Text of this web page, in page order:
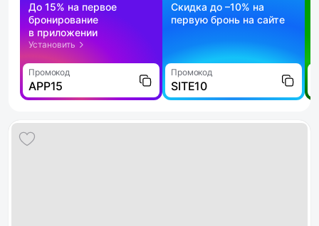
До 15% на первое
бронирование
в приложении
Установить
Промокод
APP15
Скидка до –10% на
первую бронь на сайте
Промокод
SITE10